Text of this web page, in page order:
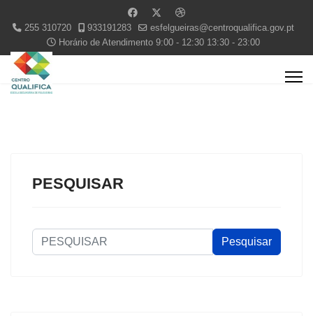
255 310720 933191283
esfelgueiras@centroqualifica.gov.pt
Horário de Atendimento 9:00 - 12:30 13:30 - 23:00
PESQUISAR
PESQUISAR
Pesquisar